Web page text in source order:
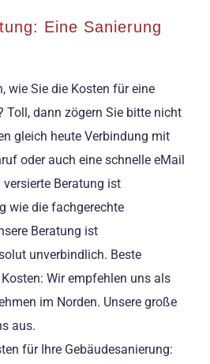
Eine Sanierung
wie Sie die Kosten für eine
Toll, dann zögern Sie bitte nicht
gleich heute Verbindung mit
oder auch eine schnelle eMail
Beratung ist
wie die fachgerechte
Beratung ist
unverbindlich. Beste
Wir empfehlen uns als
im Norden. Unsere große
aus.
für Ihre Gebäudesanierung: